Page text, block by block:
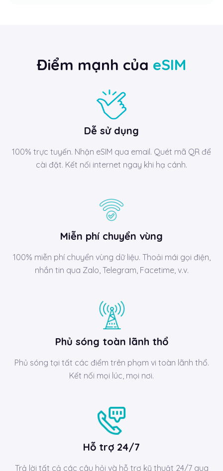
Điểm mạnh của eSIM
Dễ sử dụng
100% trực tuyến. Nhận eSIM qua email. Quét mã QR để
cài đặt. Kết nối internet ngay khi hạ cánh.
Miễn phí chuyển vùng
100% miễn phí chuyển vùng dữ liệu. Thoải mái gọi điện,
nhắn tin qua Zalo, Telegram, Facetime, v.v.
Phủ sóng toàn lãnh thổ
Phủ sóng tại tất các điểm trên phạm vi toàn lãnh thổ.
Kết nối mọi lúc, mọi nơi.
Hỗ trợ 24/7
Trả lời tất cả các câu hỏi và hỗ trợ kỹ thuật 24/7 qua